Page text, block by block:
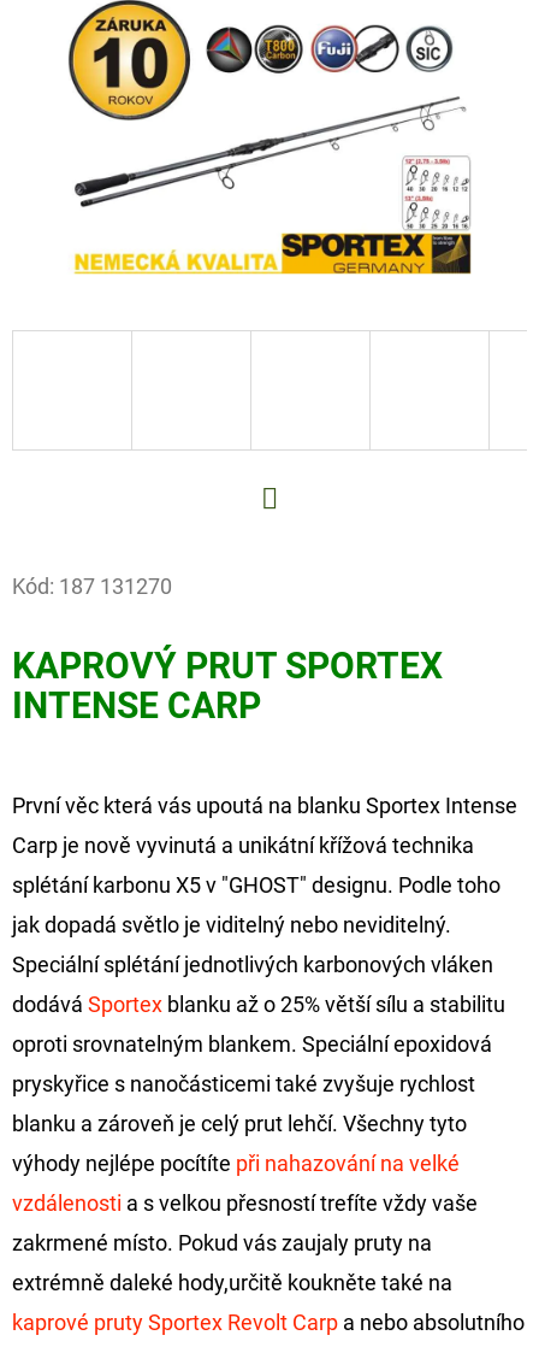
Kód: 187 131270
KAPROVÝ PRUT SPORTEX
INTENSE CARP
První věc která vás upoutá na blanku Sportex Intense
Carp je nově vyvinutá a unikátní křížová technika
splétání karbonu X5 v "GHOST" designu. Podle toho
jak dopadá světlo je viditelný nebo neviditelný.
Speciální splétání jednotlivých karbonových vláken
dodává Sportex blanku až o 25% větší sílu a stabilitu
oproti srovnatelným blankem. Speciální epoxidová
pryskyřice s nanočásticemi také zvyšuje rychlost
blanku a zároveň je celý prut lehčí. Všechny tyto
výhody nejlépe pocítíte při nahazování na velké
vzdálenosti a s velkou přesností trefíte vždy vaše
zakrmené místo. Pokud vás zaujaly pruty na
extrémně daleké hody,určitě koukněte také na
kaprové pruty Sportex Revolt Carp a nebo absolutního
?
D
P
O
R
U
J
E
M
E
CARP
FLOAT
202
Kč
Původně:
225
Kč